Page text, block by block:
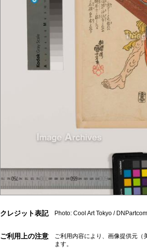
クレジット表記 Photo: Cool Art Tokyo / DNPartcom
ご利用上の注意
ご利用内容により、画像提供元（
ます。